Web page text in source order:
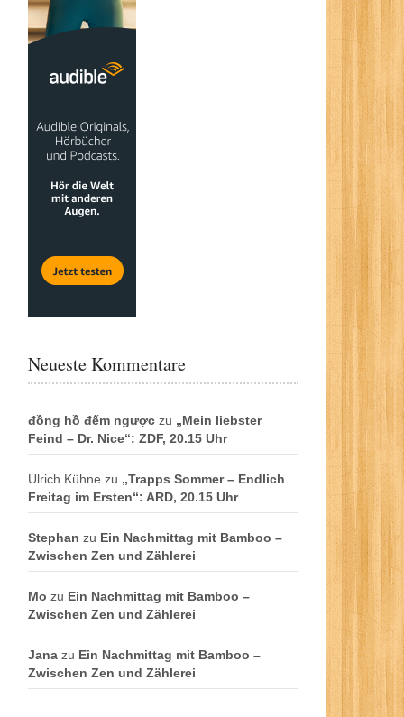
Neueste Kommentare
đồng hồ đếm ngược zu „Mein liebster
Feind – Dr. Nice“: ZDF, 20.15 Uhr
Ulrich Kühne zu „Trapps Sommer – Endlich
Freitag im Ersten“: ARD, 20.15 Uhr
Stephan zu Ein Nachmittag mit Bamboo –
Zwischen Zen und Zählerei
Mo zu Ein Nachmittag mit Bamboo –
Zwischen Zen und Zählerei
Jana zu Ein Nachmittag mit Bamboo –
Zwischen Zen und Zählerei